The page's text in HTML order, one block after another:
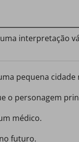
interpretação
pequena
o personagem
médico.
futuro.